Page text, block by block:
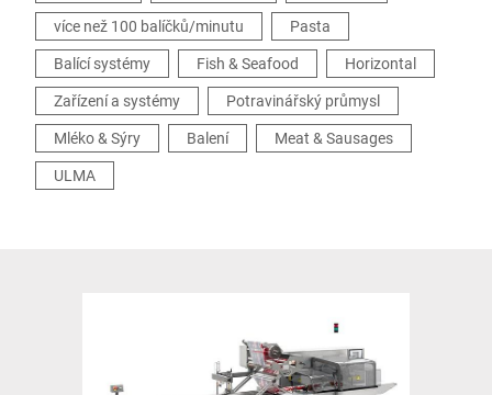
více než 100 balíčků/minutu
Pasta
Balící systémy
Fish & Seafood
Horizontal
Zařízení a systémy
Potravinářský průmysl
Mléko & Sýry
Balení
Meat & Sausages
ULMA